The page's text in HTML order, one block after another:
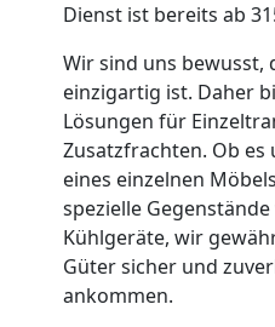
Dienst ist bereits ab
Wir sind uns bewusst,
einzigartig ist. Daher
Lösungen für
Zusatzfrachten. Ob
eines einzelnen
spezielle
Kühlgeräte, wir
Güter sicher und
ankommen.
Service-
Umzug
Wolfsberg
Qualitäts-